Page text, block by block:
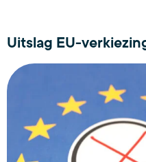
Uitslag EU-